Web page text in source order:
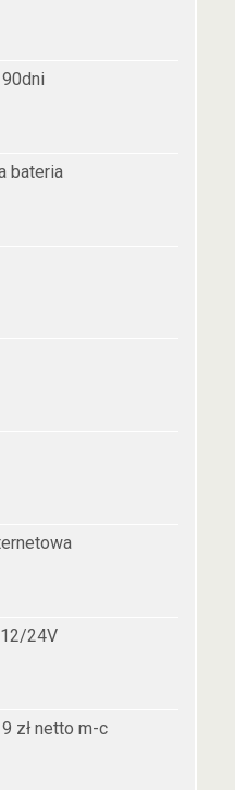
bateria
24V
zł netto m-c